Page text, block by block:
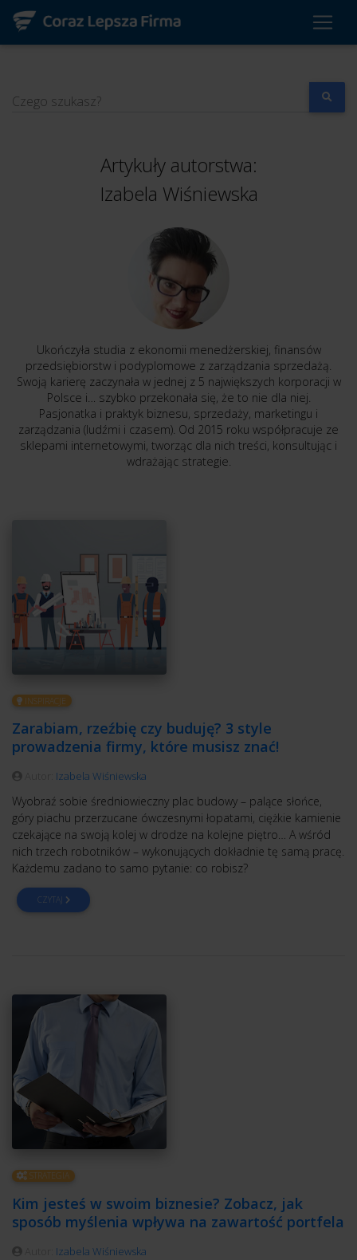
Czego szukasz?
Artykuły autorstwa:
Izabela Wiśniewska
Ukończyła studia z ekonomii menedżerskiej, finansów
przedsiębiorstw i podyplomowe z zarządzania sprzedażą.
Swoją karierę zaczynała w jednej z 5 największych korporacji w
Polsce i… szybko przekonała się, że to nie dla niej.
Pasjonatka i praktyk biznesu, sprzedaży, marketingu i
zarządzania (ludźmi i czasem). Od 2015 roku współpracuje ze
sklepami internetowymi, tworząc dla nich treści, konsultując i
wdrażając strategie.
INSPIRACJE
Zarabiam, rzeźbię czy buduję? 3 style
prowadzenia firmy, które musisz znać!
Izabela Wiśniewska
Wyobraź sobie średniowieczny plac budowy – palące słońce,
góry piachu przerzucane ówczesnymi łopatami, ciężkie kamienie
czekające na swoją kolej w drodze na kolejne piętro… A wśród
nich trzech robotników – wykonujących dokładnie tę samą pracę.
Każdemu zadano to samo pytanie: co robisz?
CZYTAJ
STRATEGIA
Kim jesteś w swoim biznesie? Zobacz, jak
sposób myślenia wpływa na zawartość portfela
Izabela Wiśniewska